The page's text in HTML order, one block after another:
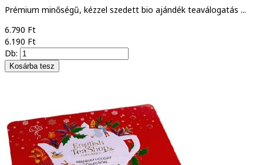
Prémium minőségű, kézzel szedett bio ajándék teaválogatás ...
6.790 Ft
6.190 Ft
Db: